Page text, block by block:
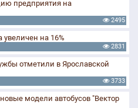
предприятия на
2495
на 16%
2831
отметили в Ярославской
3733
модели автобусов "Вектор